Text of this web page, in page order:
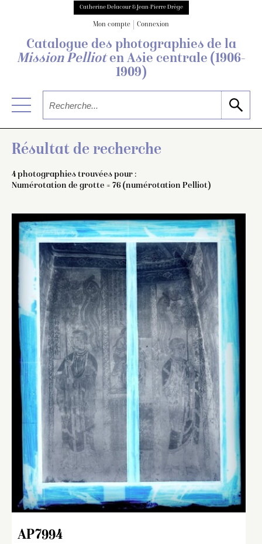
Catherine Delacour & Jean-Pierre Drège
Mon compte Connexion
Catalogue des photographies de la
Mission Pellioten Asie centrale (1906-
1909)
Résultat de recherche
4 photographies trouvées pour :
Numérotation de grotte = 76 (numérotation Pelliot)
AP7994